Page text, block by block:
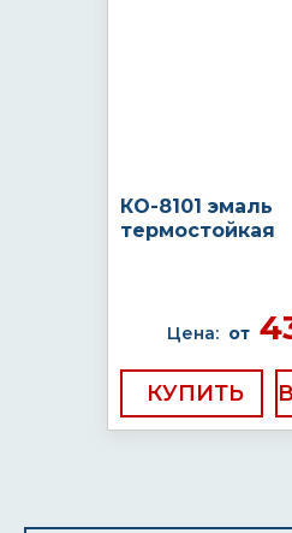
КО-8101 эмаль
термостойкая
Цена: от
КУПИТЬ